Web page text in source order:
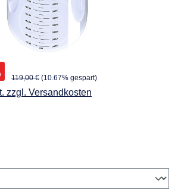
vom Original abweichen.
Regulärer Preis:
119,00 € (10.67% gespart)
zzgl. Versandkosten